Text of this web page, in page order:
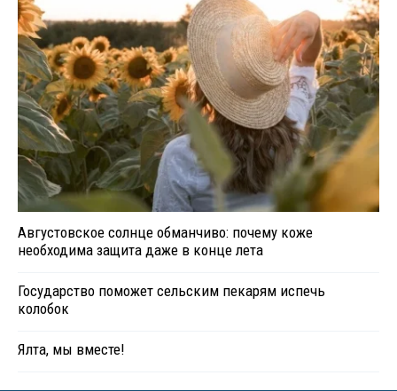
Августовское солнце обманчиво: почему коже
необходима защита даже в конце лета
Государство поможет сельским пекарям испечь
колобок
Ялта, мы вместе!